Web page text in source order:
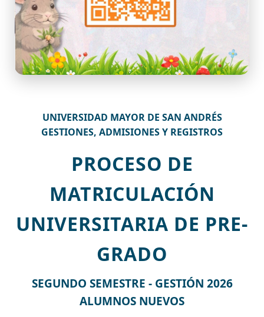
UNIVERSIDAD MAYOR DE SAN ANDRÉS
GESTIONES, ADMISIONES Y REGISTROS
PROCESO DE
MATRICULACIÓN
UNIVERSITARIA DE PRE-
GRADO
SEGUNDO SEMESTRE - GESTIÓN 2026
ALUMNOS NUEVOS